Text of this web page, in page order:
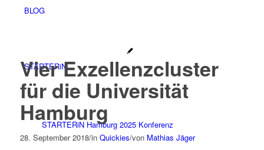
BLOG
STARTERiN
STARTERiN Hamburg 2025 Konferenz
Vier Exzellenzcluster
für die Universität
Hamburg
28. September 2018/in Quickies/von Mathias Jäger